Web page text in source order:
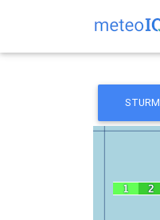
STURM